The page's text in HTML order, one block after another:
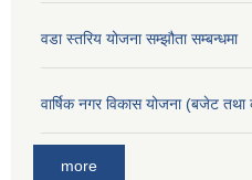
वडा स्तरिय योजना सम्झौता सम्बन्धमा
वार्षिक नगर विकास योजना (बजेट
more